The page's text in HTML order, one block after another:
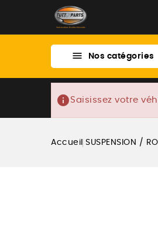
 Nos catégories
info Saisissez votre
Accueil SUSPENSION /